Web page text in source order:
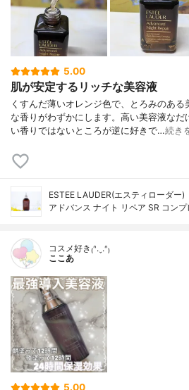
5.00
肌が安定するリッチな美容液
くすんだ薄いオレンジ色で、とろみのある
な香りがわずかにします。高い美容液なだ
い香りではないところが逆に好きで…続き
ESTEE LAUDER(エスティローダー)
アドバンス ナイト リペア SR コン
コスメ好き₍ᐢ.ˬ.ᐢ₎
ここあ
5.00